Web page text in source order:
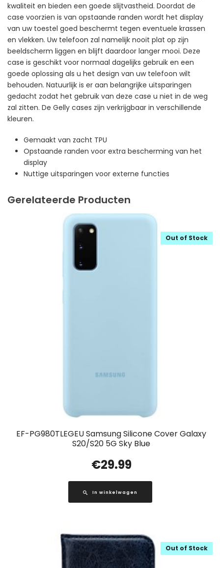
kwaliteit en bieden een goede slijtvastheid. Doordat de
case voorzien is van opstaande randen wordt het display
van uw toestel goed beschermt tegen eventuele krassen
en vlekken. Uw telefoon zal namelijk nooit plat op zijn
beeldscherm liggen en blijft daardoor langer mooi. Deze
case is geschikt voor normaal dagelijks gebruik en een
goede oplossing als u het design van uw telefoon wilt
behouden. Natuurlijk is er aan belangrijke uitsparingen
gedacht zodat het gebruik van deze case u niet in de weg
zal zitten. De Gelly cases zijn verkrijgbaar in verschillende
kleuren.
Gemaakt van zacht TPU
Opstaande randen voor extra bescherming van het
display
Nuttige uitsparingen voor externe functies
Gerelateerde Producten
EF-PG980TLEGEU Samsung Silicone Cover Galaxy
S20/S20 5G Sky Blue
Out of Stock
€29.99
In winkelwagen
Out of Stock